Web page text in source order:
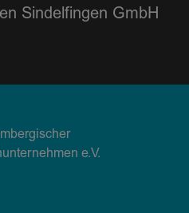
Sindelfingen GmbH
e.V.